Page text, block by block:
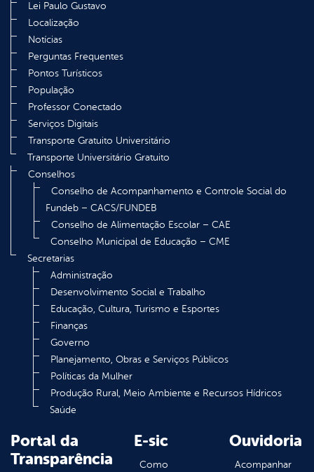
Lei Paulo Gustavo
Localização
Notícias
Perguntas Frequentes
Pontos Turísticos
População
Professor Conectado
Serviços Digitais
Transporte Gratuito Universitário
Transporte Universitário Gratuito
Conselhos
Conselho de Acompanhamento e Controle Social do
Fundeb – CACS/FUNDEB
Conselho de Alimentação Escolar – CAE
Conselho Municipal de Educação – CME
Secretarias
Administração
Desenvolvimento Social e Trabalho
Educação, Cultura, Turismo e Esportes
Finanças
Governo
Planejamento, Obras e Serviços Públicos
Políticas da Mulher
Produção Rural, Meio Ambiente e Recursos Hídricos
Saúde
Portal da
Transparência
E-sic
Como
Ouvidoria
Acompanhar